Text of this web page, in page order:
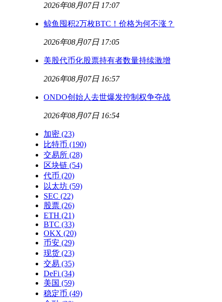
2026年08月07日 17:07
鲸鱼囤积2万枚BTC！价格为何不涨？
2026年08月07日 17:05
美股代币化股票持有者数量持续激增
2026年08月07日 16:57
ONDO创始人去世爆发控制权争夺战
2026年08月07日 16:54
加密 (23)
比特币 (190)
交易所 (28)
区块链 (54)
代币 (20)
以太坊 (59)
SEC (22)
股票 (26)
ETH (21)
BTC (33)
OKX (20)
币安 (29)
现货 (23)
交易 (35)
DeFi (34)
美国 (59)
稳定币 (49)